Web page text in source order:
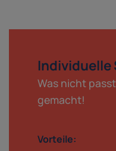
Individuelle
Was nicht
gemacht!
Vorteile: